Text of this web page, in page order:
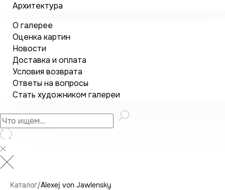
Архитектура
О галерее
Оценка картин
Новости
Доставка и оплата
Условия возврата
Ответы на вопросы
Стать художником галереи
Каталог/Alexej von Jawlensky